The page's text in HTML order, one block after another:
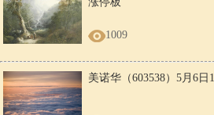
1009
美诺华（603538）5月6日